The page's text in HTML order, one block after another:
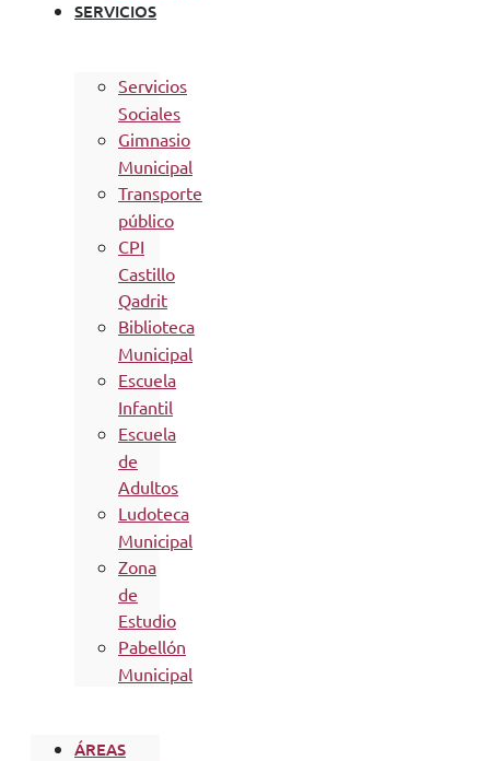
SERVICIOS
Servicios
Sociales
Gimnasio
Municipal
Transporte
público
CPI
Castillo
Qadrit
Biblioteca
Municipal
Escuela
Infantil
Escuela
de
Adultos
Ludoteca
Municipal
Zona
de
Estudio
Pabellón
Municipal
ÁREAS